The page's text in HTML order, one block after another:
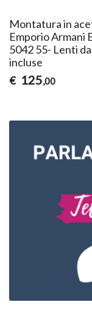
Montatura in
Emporio Armani
5042 55- Lenti
incluse
€ 125,00